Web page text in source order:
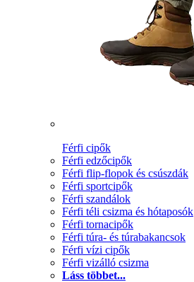
Férfi cipők
Férfi edzőcipők
Férfi flip-flopok és csúszdák
Férfi sportcipők
Férfi szandálok
Férfi téli csizma és hótaposók
Férfi tornacipők
Férfi túra- és túrabakancsok
Férfi vízi cipők
Férfi vizálló csizma
Láss többet...